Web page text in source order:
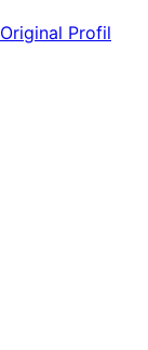
Original Profil